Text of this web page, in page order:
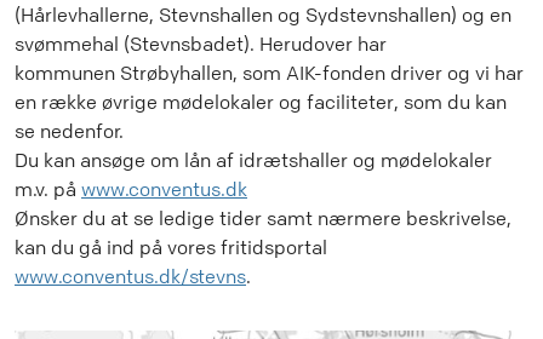
(Hårlevhallerne, Stevnshallen og Sydstevnshallen) og en
svømmehal (Stevnsbadet). Herudover har
kommunen Strøbyhallen, som AIK-fonden driver og vi har
en række øvrige mødelokaler og faciliteter, som du kan
se nedenfor.
Du kan ansøge om lån af idrætshaller og mødelokaler
m.v. på www.conventus.dk
Ønsker du at se ledige tider samt nærmere beskrivelse,
kan du gå ind på vores fritidsportal
www.conventus.dk/stevns.